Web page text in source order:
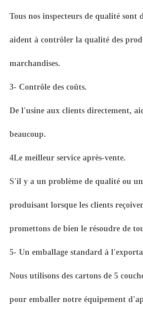
Tous nos inspecteurs de qualité sont
aident à contrôler la qualité des
marchandises.
3- Contrôle des coûts.
De l'usine aux clients directement,
beaucoup.
4Le meilleur service après-vente.
S'il y a un problème de qualité ou
produisant lorsque les clients
promettons de bien le résoudre de
5- Un emballage standard à
Nous utilisons des cartons de 5
pour emballer notre équipement